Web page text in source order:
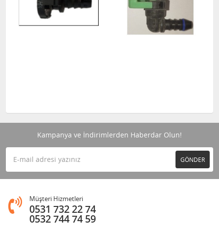
Kampanya ve İndirimlerden Haberdar Olun!
GÖNDER
Müşteri Hizmetleri
0531 732 22 74
0532 744 74 59